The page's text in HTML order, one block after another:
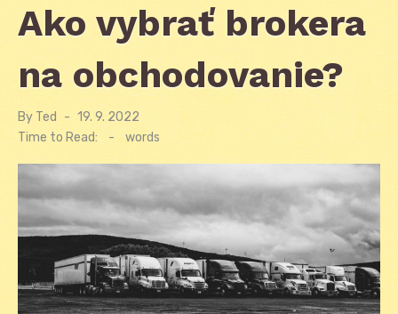
Ako vybrať brokera
na obchodovanie?
By Ted
Posted
on
19. 9. 2022
Time to Read:
- words